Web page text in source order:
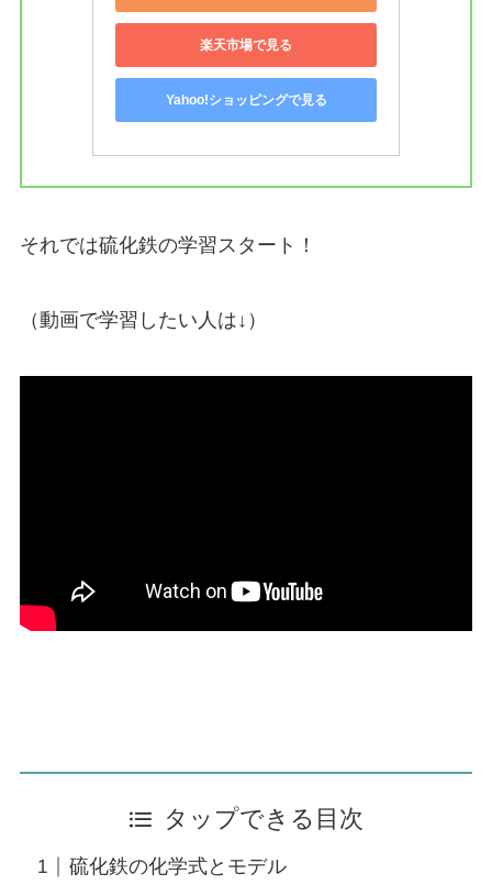
楽天市場で見る
Yahoo!ショッピングで見る
それでは硫化鉄の学習スタート！
（動画で学習したい人は↓）
タップできる目次
硫化鉄の化学式とモデル